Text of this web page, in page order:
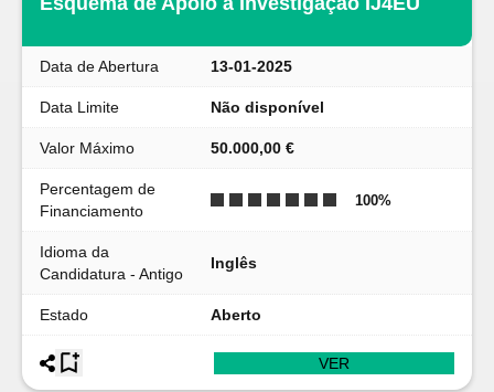
Data de Abertura 13-01-2025
Data Limite Não disponível
Valor Máximo 50.000,00 €
Percentagem de
Financiamento
100%
Idioma da
Candidatura - Antigo
Inglês
Estado Aberto
VER